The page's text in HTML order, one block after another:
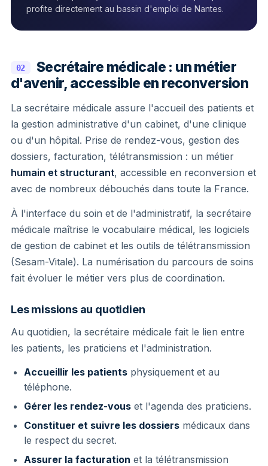
profite directement au bassin d'emploi de Nantes.
02
Secrétaire médicale : un métier
d'avenir, accessible en reconversion
La secrétaire médicale assure l'accueil des patients et
la gestion administrative d'un cabinet, d'une clinique
ou d'un hôpital. Prise de rendez-vous, gestion des
dossiers, facturation, télétransmission : un métier
humain et structurant, accessible en reconversion et
avec de nombreux débouchés dans toute la France.
À l'interface du soin et de l'administratif, la secrétaire
médicale maîtrise le vocabulaire médical, les logiciels
de gestion de cabinet et les outils de télétransmission
(Sesam-Vitale). La numérisation du parcours de soins
fait évoluer le métier vers plus de coordination.
Les missions au quotidien
Au quotidien, la secrétaire médicale fait le lien entre
les patients, les praticiens et l'administration.
Accueillir les patients physiquement et au
téléphone.
Gérer les rendez-vous et l'agenda des praticiens.
Constituer et suivre les dossiers médicaux dans
le respect du secret.
Assurer la facturation et la télétransmission